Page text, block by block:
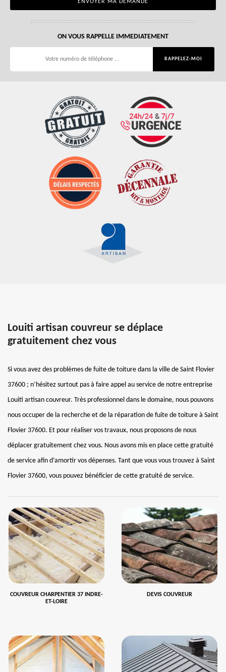
ON VOUS RAPPELLE IMMEDIATEMENT
Louiti artisan couvreur se déplace
gratuitement chez vous
Si vous avez des problèmes de fuite de toiture dans la ville de Saint Flovier
37600 ; n’hésitez surtout pas à faire appel au service de notre entreprise
Louiti artisan couvreur. Très professionnel dans le domaine, nous pouvons
nous occuper de la recherche et de la réparation de fuite de toiture à Saint
Flovier 37600. Et pour réaliser vos travaux, nous proposons de nous
déplacer gratuitement chez vous. Nous avons mis en place cette gratuité
de service afin d’amortir vos dépenses. Tant que vous vous trouvez à Saint
Flovier 37600, vous pouvez bénéficier de cette gratuité de service.
COUVREUR CHARPENTIER 37 INDRE-
ET-LOIRE
DEVIS COUVREUR